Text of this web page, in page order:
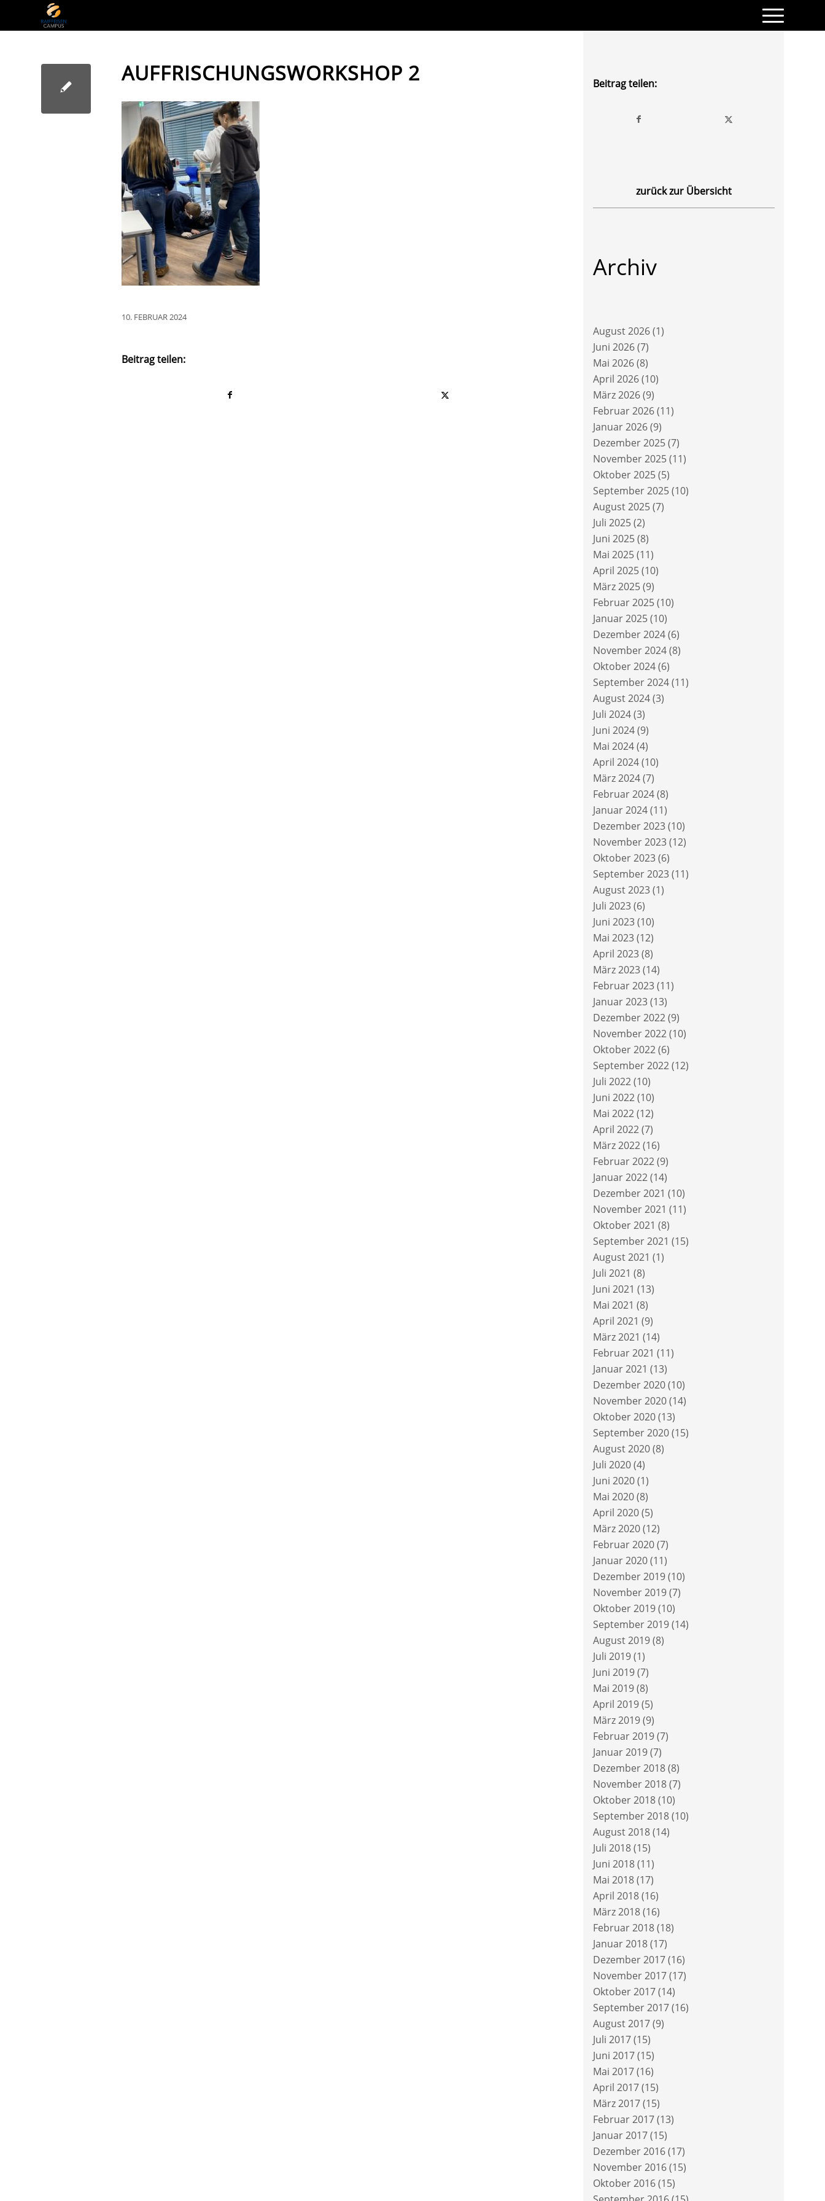
AUFFRISCHUNGSWORKSHOP 2
10. FEBRUAR 2024
Beitrag teilen:
Beitrag teilen:
zurück zur Übersicht
Archiv
August 2026(1)
Juni 2026(7)
Mai 2026(8)
April 2026(10)
März 2026(9)
Februar 2026(11)
Januar 2026(9)
Dezember 2025(7)
November 2025(11)
Oktober 2025(5)
September 2025(10)
August 2025(7)
Juli 2025(2)
Juni 2025(8)
Mai 2025(11)
April 2025(10)
März 2025(9)
Februar 2025(10)
Januar 2025(10)
Dezember 2024(6)
November 2024(8)
Oktober 2024(6)
September 2024(11)
August 2024(3)
Juli 2024(3)
Juni 2024(9)
Mai 2024(4)
April 2024(10)
März 2024(7)
Februar 2024(8)
Januar 2024(11)
Dezember 2023(10)
November 2023(12)
Oktober 2023(6)
September 2023(11)
August 2023(1)
Juli 2023(6)
Juni 2023(10)
Mai 2023(12)
April 2023(8)
März 2023(14)
Februar 2023(11)
Januar 2023(13)
Dezember 2022(9)
November 2022(10)
Oktober 2022(6)
September 2022(12)
Juli 2022(10)
Juni 2022(10)
Mai 2022(12)
April 2022(7)
März 2022(16)
Februar 2022(9)
Januar 2022(14)
Dezember 2021 (10)
November 2021 (11)
Oktober 2021 (8)
September 2021 (15)
August 2021 (1)
Juli 2021 (8)
Juni 2021 (13)
Mai 2021 (8)
April 2021 (9)
März 2021 (14)
Februar 2021 (11)
Januar 2021 (13)
Dezember 2020(10)
November 2020(14)
Oktober 2020(13)
September 2020(15)
August 2020(8)
Juli 2020(4)
Juni 2020(1)
Mai 2020(8)
April 2020(5)
März 2020(12)
Februar 2020(7)
Januar 2020(11)
Dezember 2019(10)
November 2019(7)
Oktober 2019(10)
September 2019(14)
August 2019(8)
Juli 2019(1)
Juni 2019(7)
Mai 2019(8)
April 2019(5)
März 2019(9)
Februar 2019(7)
Januar 2019(7)
Dezember 2018(8)
November 2018(7)
Oktober 2018(10)
September 2018(10)
August 2018(14)
Juli 2018(15)
Juni 2018(11)
Mai 2018(17)
April 2018(16)
März 2018(16)
Februar 2018(18)
Januar 2018(17)
Dezember 2017(16)
November 2017(17)
Oktober 2017(14)
September 2017(16)
August 2017(9)
Juli 2017(15)
Juni 2017(15)
Mai 2017(16)
April 2017(15)
März 2017(15)
Februar 2017(13)
Januar 2017(15)
Dezember 2016(17)
November 2016(15)
Oktober 2016(15)